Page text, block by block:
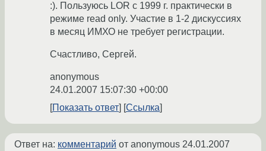
:). Пользуюсь LOR с 1999 г. практически в
режиме read only. Участие в 1-2 дискуссиях
в месяц ИМХО не требует регистрации.
Счастливо, Сергей.
anonymous
24.01.2007 15:07:30 +00:00
Показать ответ
Ссылка
Ответ на: комментарий от anonymous 24.01.2007